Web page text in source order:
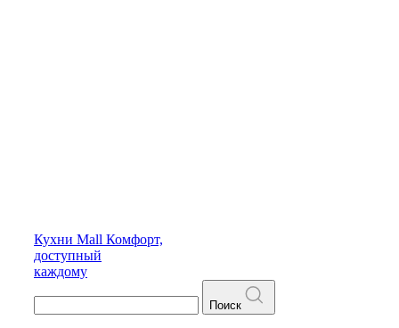
Кухни Mall Комфорт,
доступный
каждому
Поиск